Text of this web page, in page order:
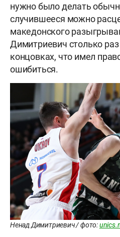
нужно было делать
случившееся можно
македонского
Димитриевич столько
концовках, что имел
ошибиться.
Ненад Димитриевич / фото: